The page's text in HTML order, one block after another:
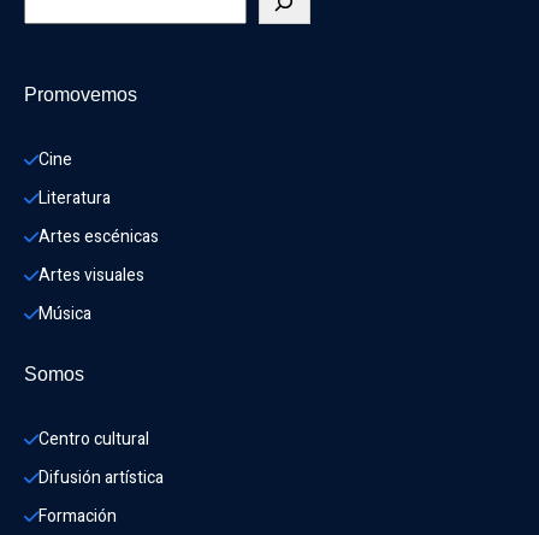
Promovemos
Cine
Literatura
Artes escénicas
Artes visuales
Música
Somos
Centro cultural
Difusión artística
Formación